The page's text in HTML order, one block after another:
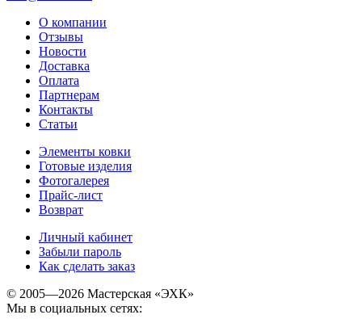
О компании
Отзывы
Новости
Доставка
Оплата
Партнерам
Контакты
Статьи
Элементы ковки
Готовые изделия
Фотогалерея
Прайс-лист
Возврат
Личный кабинет
Забыли пароль
Как сделать заказ
© 2005—2026 Мастерская «ЭХК»
Мы в социальных сетях: